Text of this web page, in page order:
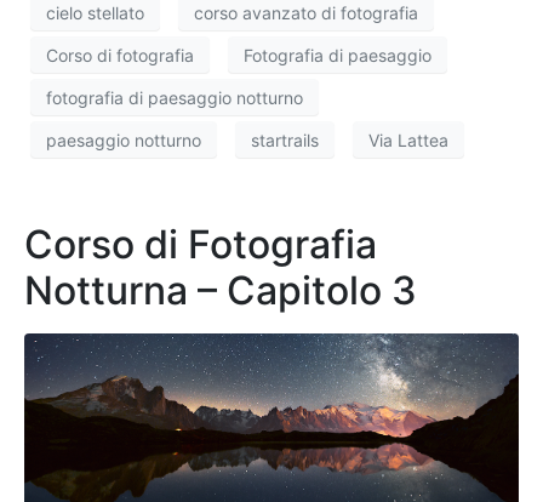
cielo stellato corso avanzato di fotografia
Corso di fotografia Fotografia di paesaggio
fotografia di paesaggio notturno
paesaggio notturno startrails Via Lattea
Corso di Fotografia
Notturna – Capitolo 3